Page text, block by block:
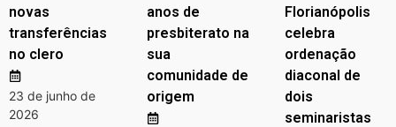
novas
transferências
no clero
23 de junho de
2026
anos de
presbiterato na
sua
comunidade de
origem
Florianópolis
celebra
ordenação
diaconal de
dois
seminaristas